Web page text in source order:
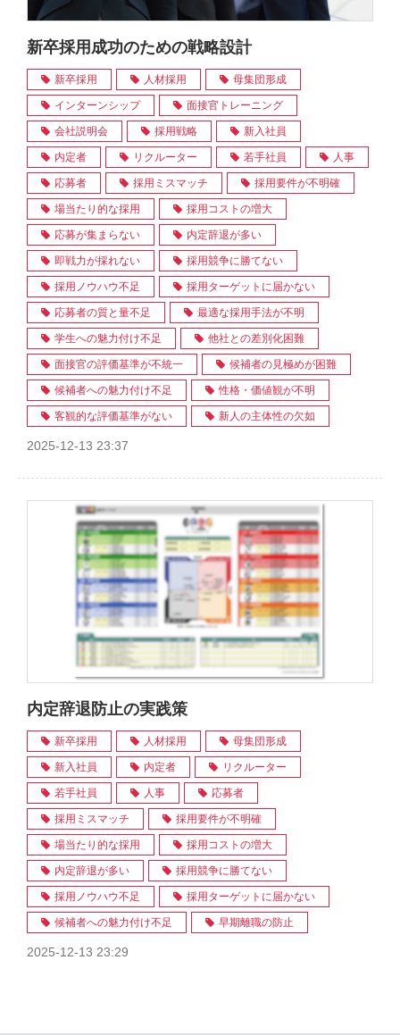
新卒採用成功のための戦略設計
新卒採用 人材採用 母集団形成
インターンシップ 面接官トレーニング
会社説明会 採用戦略 新入社員
内定者 リクルーター 若手社員 人事
応募者 採用ミスマッチ 採用要件が不明確
場当たり的な採用 採用コストの増大
応募が集まらない 内定辞退が多い
即戦力が採れない 採用競争に勝てない
採用ノウハウ不足 採用ターゲットに届かない
応募者の質と量不足 最適な採用手法が不明
学生への魅力付け不足 他社との差別化困難
面接官の評価基準が不統一 候補者の見極めが困難
候補者への魅力付け不足 性格・価値観が不明
客観的な評価基準がない 新人の主体性の欠如
2025-12-13 23:37
内定辞退防止の実践策
新卒採用 人材採用 母集団形成
新入社員 内定者 リクルーター
若手社員 人事 応募者
採用ミスマッチ 採用要件が不明確
場当たり的な採用 採用コストの増大
内定辞退が多い 採用競争に勝てない
採用ノウハウ不足 採用ターゲットに届かない
候補者への魅力付け不足 早期離職の防止
2025-12-13 23:29